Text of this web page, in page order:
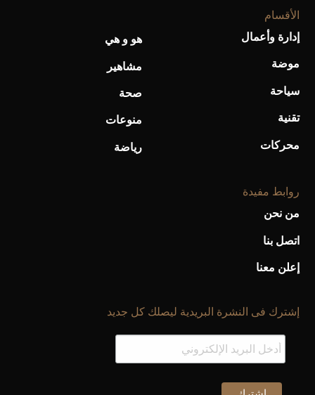
الأقسام
إدارة وأعمال
موضة
سياحة
تقنية
محركات
هو و هي
مشاهير
صحة
منوعات
رياضة
روابط مفيدة
من نحن
اتصل بنا
إعلن معنا
إشترك فى النشرة البريدية ليصلك كل جديد